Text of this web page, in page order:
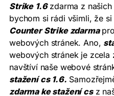
Strike 1.6zdarma z našich
bychom si rádi všimli, že
Counter Strike zdarma
webových stránek. Ano,
webových stránek je
navštíví naše webové
stažení cs 1.6.
zdarma ke stažení csz